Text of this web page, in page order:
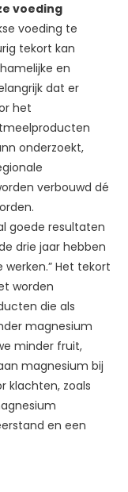
voeding
voeding te
tekort kan
en
dat er
het
onderzoekt,
verbouwd dé
goede resultaten
drie jaar hebben
Het tekort
worden
die als
magnesium
minder fruit,
magnesium bij
klachten, zoals
en een